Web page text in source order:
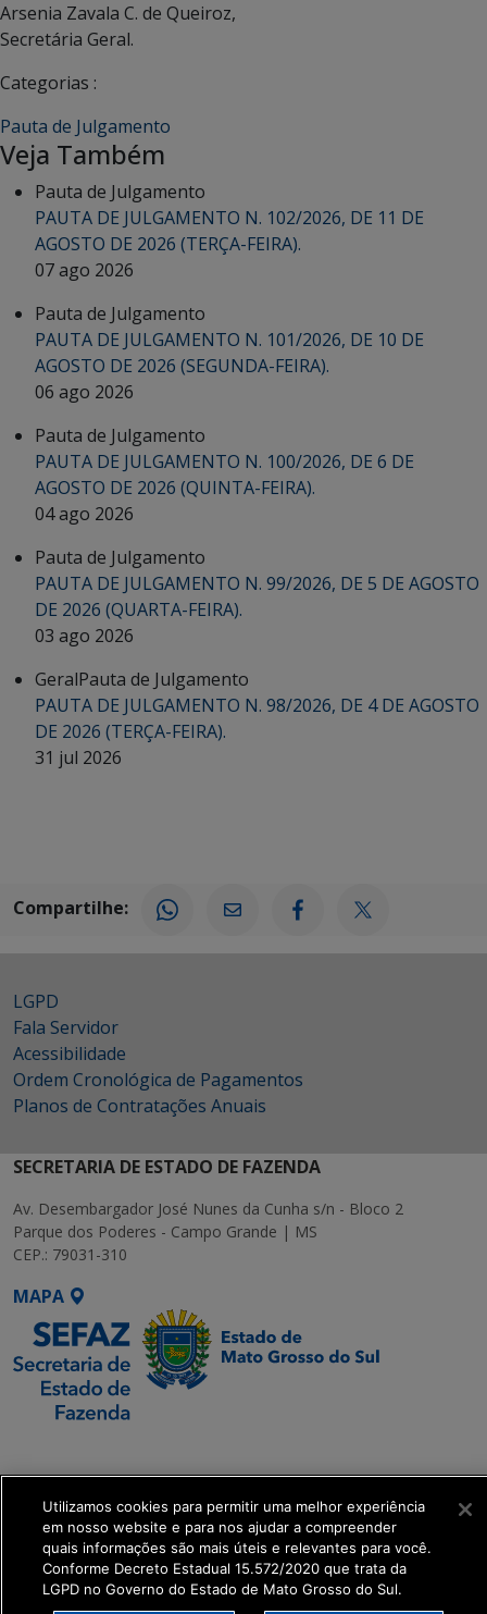
Arsenia Zavala C. de Queiroz,
Secretária Geral.
Categorias :
Pauta de Julgamento
Veja Também
Pauta de Julgamento
PAUTA DE JULGAMENTO N. 102/2026, DE 11 DE
AGOSTO DE 2026 (TERÇA-FEIRA).
07 ago 2026
Pauta de Julgamento
PAUTA DE JULGAMENTO N. 101/2026, DE 10 DE
AGOSTO DE 2026 (SEGUNDA-FEIRA).
06 ago 2026
Pauta de Julgamento
PAUTA DE JULGAMENTO N. 100/2026, DE 6 DE
AGOSTO DE 2026 (QUINTA-FEIRA).
04 ago 2026
Pauta de Julgamento
PAUTA DE JULGAMENTO N. 99/2026, DE 5 DE AGOSTO
DE 2026 (QUARTA-FEIRA).
03 ago 2026
GeralPauta de Julgamento
PAUTA DE JULGAMENTO N. 98/2026, DE 4 DE AGOSTO
DE 2026 (TERÇA-FEIRA).
31 jul 2026
Compartilhe:
LGPD
Fala Servidor
Acessibilidade
Ordem Cronológica de Pagamentos
Planos de Contratações Anuais
SECRETARIA DE ESTADO DE FAZENDA
Av. Desembargador José Nunes da Cunha s/n - Bloco 2
Parque dos Poderes - Campo Grande | MS
CEP.: 79031-310
MAPA
Executiva de
Transformação Digital
get_footer();
Utilizamos cookies para permitir uma melhor experiência
em nosso website e para nos ajudar a compreender
quais informações são mais úteis e relevantes para você.
Conforme Decreto Estadual 15.572/2020 que trata da
LGPD no Governo do Estado de Mato Grosso do Sul.